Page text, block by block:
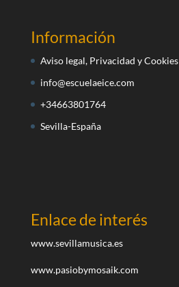
Información
Aviso legal, Privacidad y Cookies
info@escuelaeice.com
+34663801764
Sevilla-España
Enlace de interés
www.sevillamusica.es
www.pasiobymosaik.com